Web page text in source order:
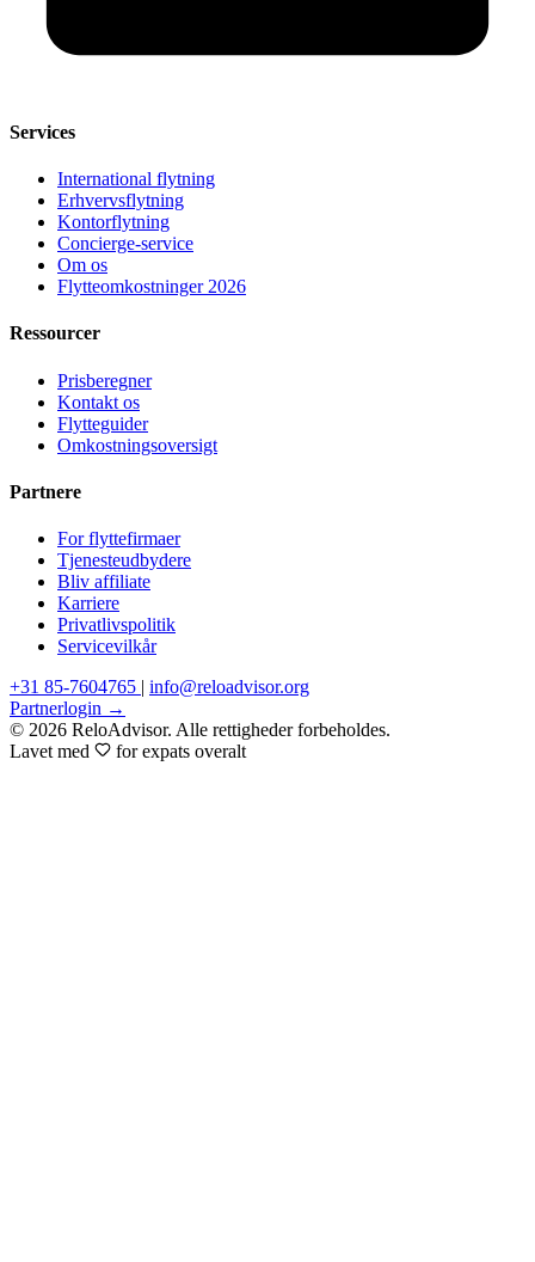
Services
International flytning
Erhvervsflytning
Kontorflytning
Concierge-service
Om os
Flytteomkostninger 2026
Ressourcer
Prisberegner
Kontakt os
Flytteguider
Omkostningsoversigt
Partnere
For flyttefirmaer
Tjenesteudbydere
Bliv affiliate
Karriere
Privatlivspolitik
Servicevilkår
+31 85-7604765 | info@reloadvisor.org
Partnerlogin →
© 2026 ReloAdvisor. Alle rettigheder forbeholdes.
Lavet med
for expats overalt